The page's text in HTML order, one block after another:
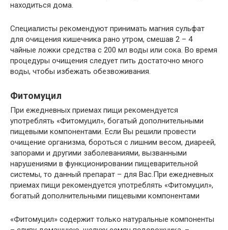
находиться дома.
Специалисты рекомендуют принимать магния сульфат
для очищения кишечника рано утром, смешав 2 – 4
чайные ложки средства с 200 мл воды или сока. Во время
процедуры очищения следует пить достаточно много
воды, чтобы избежать обезвоживания.
Фитомуцил
При ежедневных приемах пищи рекомендуется
употреблять «Фитомуцил», богатый дополнительными
пищевыми компонентами. Если Вы решили провести
очищение организма, бороться с лишним весом, диареей,
запорами и другими заболеваниями, вызванными
нарушениями в функционировании пищеварительной
системы, то данный препарат – для Вас.При ежедневных
приемах пищи рекомендуется употреблять «Фитомуцил»,
богатый дополнительными пищевыми компонентами
«Фитомуцил» содержит только натуральные компоненты